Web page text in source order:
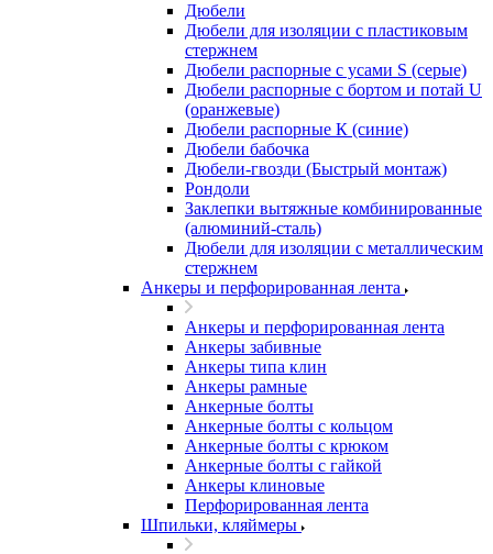
Дюбели
Дюбели для изоляции с пластиковым
стержнем
Дюбели распорные с усами S (серые)
Дюбели распорные c бортом и потай U
(оранжевые)
Дюбели распорные К (синие)
Дюбели бабочка
Дюбели-гвозди (Быстрый монтаж)
Рондоли
Заклепки вытяжные комбинированные
(алюминий-сталь)
Дюбели для изоляции с металлическим
стержнем
Анкеры и перфорированная лента
Анкеры и перфорированная лента
Анкеры забивные
Анкеры типа клин
Анкеры рамные
Анкерные болты
Анкерные болты с кольцом
Анкерные болты с крюком
Анкерные болты с гайкой
Анкеры клиновые
Перфорированная лента
Шпильки, кляймеры